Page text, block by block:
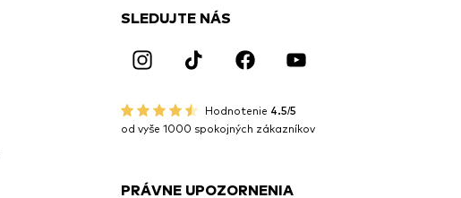
SLEDUJTE NÁS
Hodnotenie 4.5/5
od vyše 1000 spokojných zákazníkov
PRÁVNE UPOZORNENIA